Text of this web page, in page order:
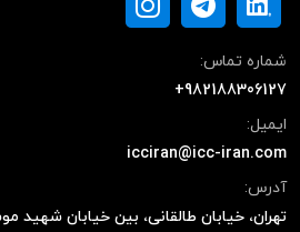
شماره تماس:
+982188306127
ایمیل:
icciran@icc-iran.com
آدرس:
تهران، خیابان طالقانی، بین خیابان